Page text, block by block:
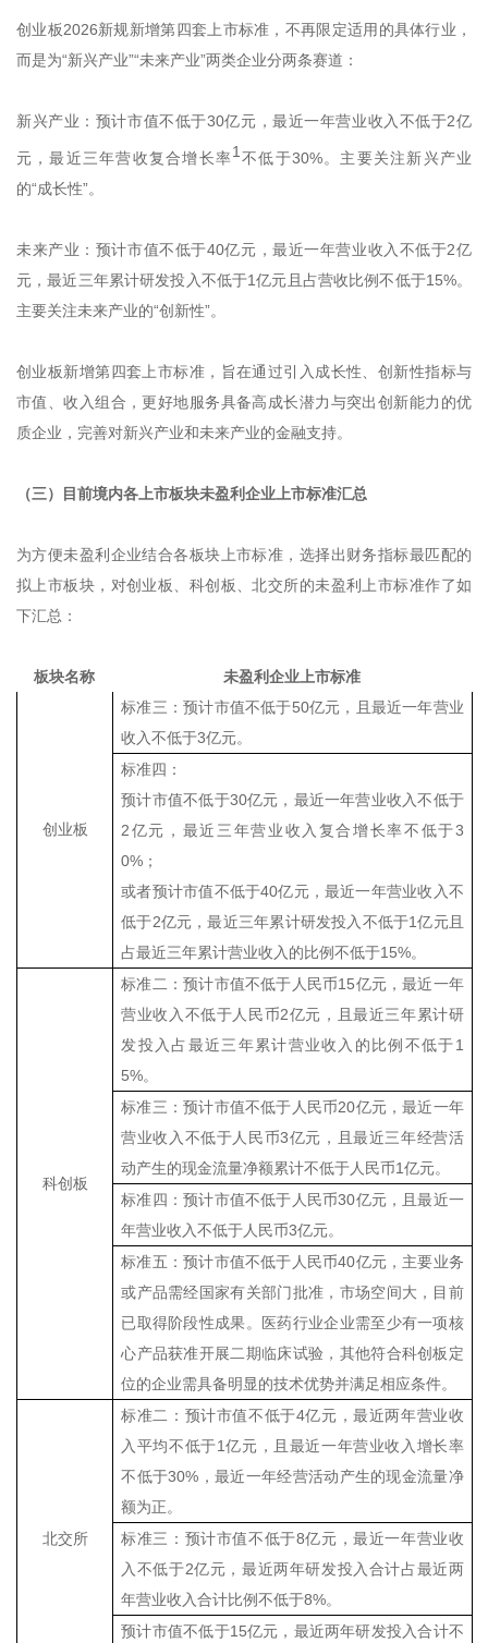
创业板2026新规新增第四套上市标准，不再限定适用的具体行业，
而是为“新兴产业”“未来产业”两类企业分两条赛道：
新兴产业：预计市值不低于30亿元，最近一年营业收入不低于2亿
元，最近三年营收复合增长率1不低于30%。主要关注新兴产业
的“成长性”。
未来产业：预计市值不低于40亿元，最近一年营业收入不低于2亿
元，最近三年累计研发投入不低于1亿元且占营收比例不低于15%。
主要关注未来产业的“创新性”。
创业板新增第四套上市标准，旨在通过引入成长性、创新性指标与
市值、收入组合，更好地服务具备高成长潜力与突出创新能力的优
质企业，完善对新兴产业和未来产业的金融支持。
（三）目前境内各上市板块未盈利企业上市标准汇总
为方便未盈利企业结合各板块上市标准，选择出财务指标最匹配的
拟上市板块，对创业板、科创板、北交所的未盈利上市标准作了如
下汇总：
板块名称 未盈利企业上市标准
创业板
标准三：预计市值不低于50亿元，且最近一年营业
收入不低于3亿元。
标准四：
预计市值不低于30亿元，最近一年营业收入不低于
2亿元，最近三年营业收入复合增长率不低于3
0% ；
或者预计市值不低于40亿元，最近一年营业收入不
低于2亿元，最近三年累计研发投入不低于1亿元且
占最近三年累计营业收入的比例不低于15%。
科创板
标准二：预计市值不低于人民币15亿元，最近一年
营业收入不低于人民币2亿元，且最近三年累计研
发投入占最近三年累计营业收入的比例不低于1
5%。
标准三：预计市值不低于人民币20亿元，最近一年
营业收入不低于人民币3亿元，且最近三年经营活
动产生的现金流量净额累计不低于人民币1亿元。
标准四：预计市值不低于人民币30亿元，且最近一
年营业收入不低于人民币3亿元。
标准五：预计市值不低于人民币40亿元，主要业务
或产品需经国家有关部门批准，市场空间大，目前
已取得阶段性成果。医药行业企业需至少有一项核
心产品获准开展二期临床试验，其他符合科创板定
位的企业需具备明显的技术优势并满足相应条件。
北交所
标准二： 预计市值不低于4亿元，最近两年营业收
入平均不低于1亿元，且最近一年营业收入增长率
不低于30% ，最近一年经营活动产生的现金流量净
额为正。
标准三： 预计市值不低于8亿元，最近一年营业收
入不低于2亿元，最近两年研发投入合计占最近两
年营业收入合计比例不低于8%。
预计市值不低于15亿元，最近两年研发投入合计不